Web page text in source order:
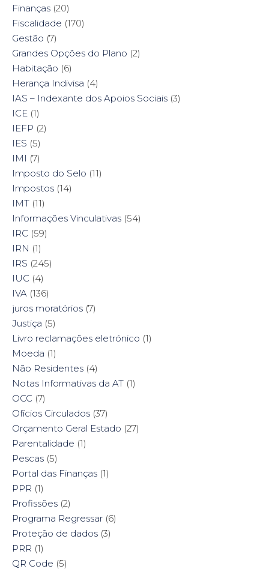
Finanças (20)
Fiscalidade (170)
Gestão (7)
Grandes Opções do Plano (2)
Habitação (6)
Herança Indivisa (4)
IAS – Indexante dos Apoios Sociais (3)
ICE (1)
IEFP (2)
IES (5)
IMI (7)
Imposto do Selo (11)
Impostos (14)
IMT (11)
Informações Vinculativas (54)
IRC (59)
IRN (1)
IRS (245)
IUC (4)
IVA (136)
juros moratórios (7)
Justiça (5)
Livro reclamações eletrónico (1)
Moeda (1)
Não Residentes (4)
Notas Informativas da AT (1)
OCC (7)
Ofícios Circulados (37)
Orçamento Geral Estado (27)
Parentalidade (1)
Pescas (5)
Portal das Finanças (1)
PPR (1)
Profissões (2)
Programa Regressar (6)
Proteção de dados (3)
PRR (1)
QR Code (5)